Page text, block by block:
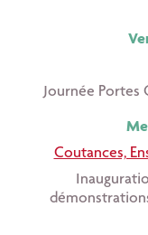
Journée Portes
Coutances,